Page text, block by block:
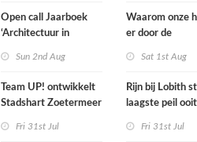
Open call Jaarboek
‘Architectuur in
Sun 2nd Aug
Team UP! ontwikkelt
Stadshart Zoetermeer
Fri 31st Jul
Waarom onze
er door de
anders gaan
Sat 1st Aug
Rijn bij Lobith
laagste peil ooit
Fri 31st Jul